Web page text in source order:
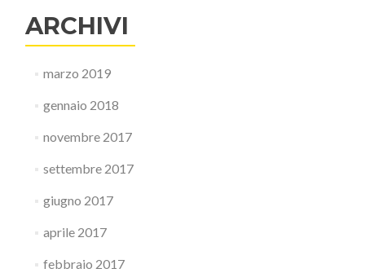
ARCHIVI
marzo 2019
gennaio 2018
novembre 2017
settembre 2017
giugno 2017
aprile 2017
febbraio 2017